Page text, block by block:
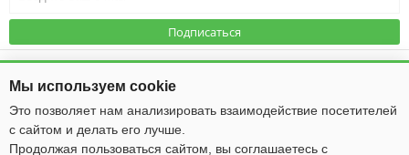
Подписаться
© ООО "ИзоТоп", 2006-2026. Все права
защищены. Информация сайта
защищена законом об авторских
правах.
Общество с ограниченной ответственностью «ИзоТоп»
ИНН 5256084834
Мы используем cookie
Это позволяет нам анализировать взаимодействие посетителей
с сайтом и делать его лучше.
Продолжая пользоваться сайтом, вы соглашаетесь с